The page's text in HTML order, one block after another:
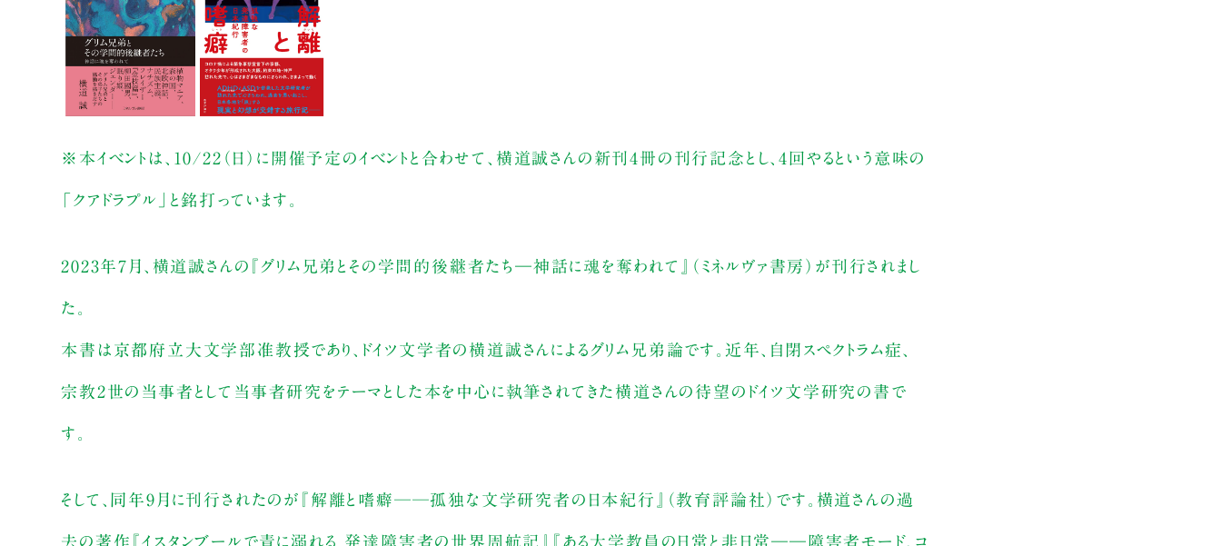
※本イベントは、10/22（日）に開催予定のイベントと合わせて、横道誠さんの新刊4冊の刊行記念とし、4回やるという意味の
「クアドラプル」と銘打っています。
2023年7月、横道誠さんの『グリム兄弟とその学問的後継者たち―神話に魂を奪われて』（ミネルヴァ書房）が刊行されまし
た。
本書は京都府立大文学部准教授であり、ドイツ文学者の横道誠さんによるグリム兄弟論です。近年、自閉スペクトラム症、
宗教2世の当事者として当事者研究をテーマとした本を中心に執筆されてきた横道さんの待望のドイツ文学研究の書で
す。
そして、同年9月に刊行されたのが『解離と嗜癖──孤独な文学研究者の日本紀行』（教育評論社）です。横道さんの過
去の著作『イスタンブールで青に溺れる 発達障害者の世界周航記』『ある大学教員の日常と非日常――障害者モード、コ